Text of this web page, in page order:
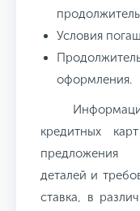
Условия
оформления.
кредитных
предложения
деталей и
ставка, в